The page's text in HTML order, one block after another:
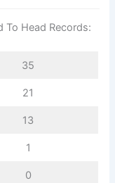
To Head Records:
35
21
13
1
0